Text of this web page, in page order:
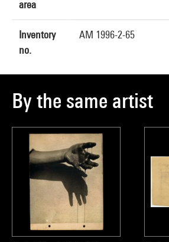
area
Inventory
no.
AM 1996-2-65
By the same artist